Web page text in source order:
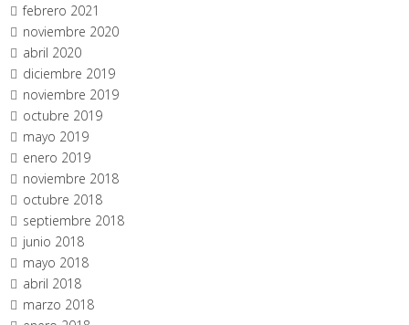
febrero 2021
noviembre 2020
abril 2020
diciembre 2019
noviembre 2019
octubre 2019
mayo 2019
enero 2019
noviembre 2018
octubre 2018
septiembre 2018
junio 2018
mayo 2018
abril 2018
marzo 2018